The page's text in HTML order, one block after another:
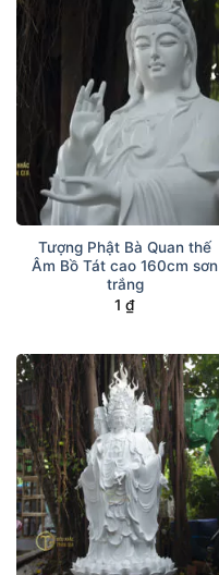
Tượng Phật Bà Quan thế
Âm Bồ Tát cao 160cm sơn
trắng
1 ₫